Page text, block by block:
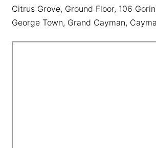
Citrus Grove, Ground Floor, 106
George Town, Grand Cayman,